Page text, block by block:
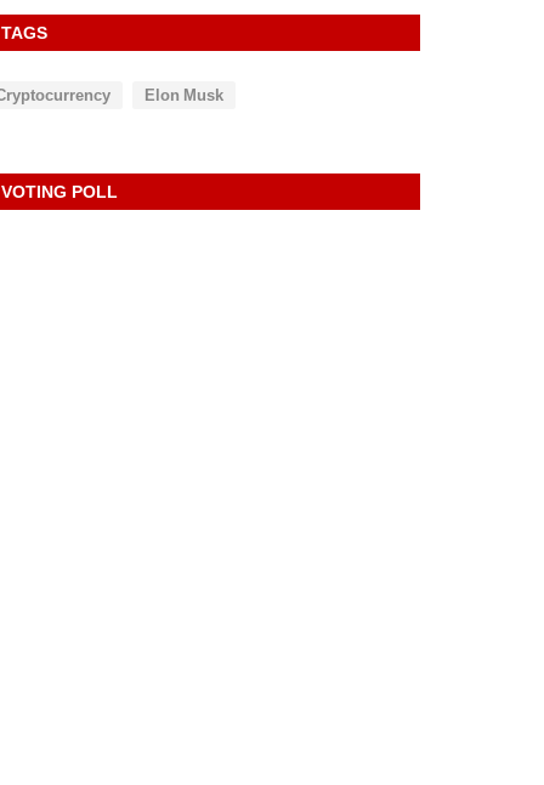
TAGS
Elon Musk
VOTING POLL